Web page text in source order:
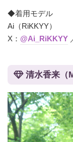
◆着用モデル
Ai（RiKKYY）
X： @Ai_RiKKYY
清⽔⾹来（